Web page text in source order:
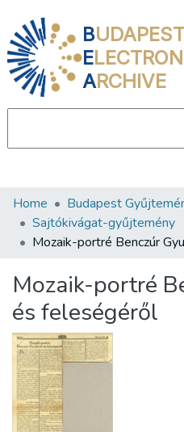
BUDAPEST
E
ARCHIVE
Communities & Collections
All of DSpace
About us
Home Budapest
Sajtókivágat-gyűjtemény
Mozaik-portré
és feleségéről